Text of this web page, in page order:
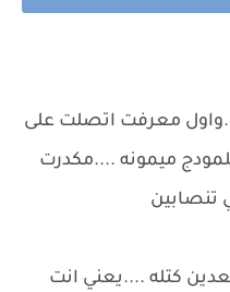
معرفت اتصلت على
ميمونه ....مكدرت
تنصابين
كتله ....يعني انت